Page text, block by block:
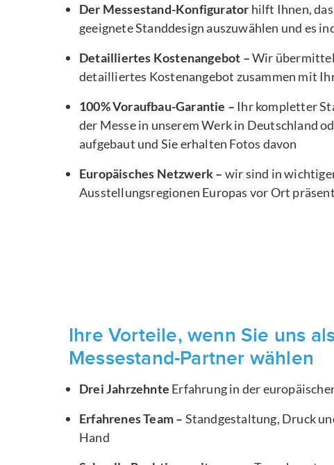
Der Messestand-Konfigurator hilft Ihnen,
geeignete Standdesign auszuwählen und es
Detailliertes Kostenangebot –Wir
detailliertes Kostenangebot zusammen mit
100% Voraufbau-Garantie – Ihr kompletter
der Messe in unserem Werk in Deutschland
aufgebaut und Sie erhalten Fotos davon
Europäisches Netzwerk – wir sind in
Ausstellungsregionen Europas vor Ort präsent
Ihre Vorteile, wenn Sie uns
Messestand-Partner wählen
Drei Jahrzehnte Erfahrung in der
Erfahrenes Team – Standgestaltung, Druck
Hand